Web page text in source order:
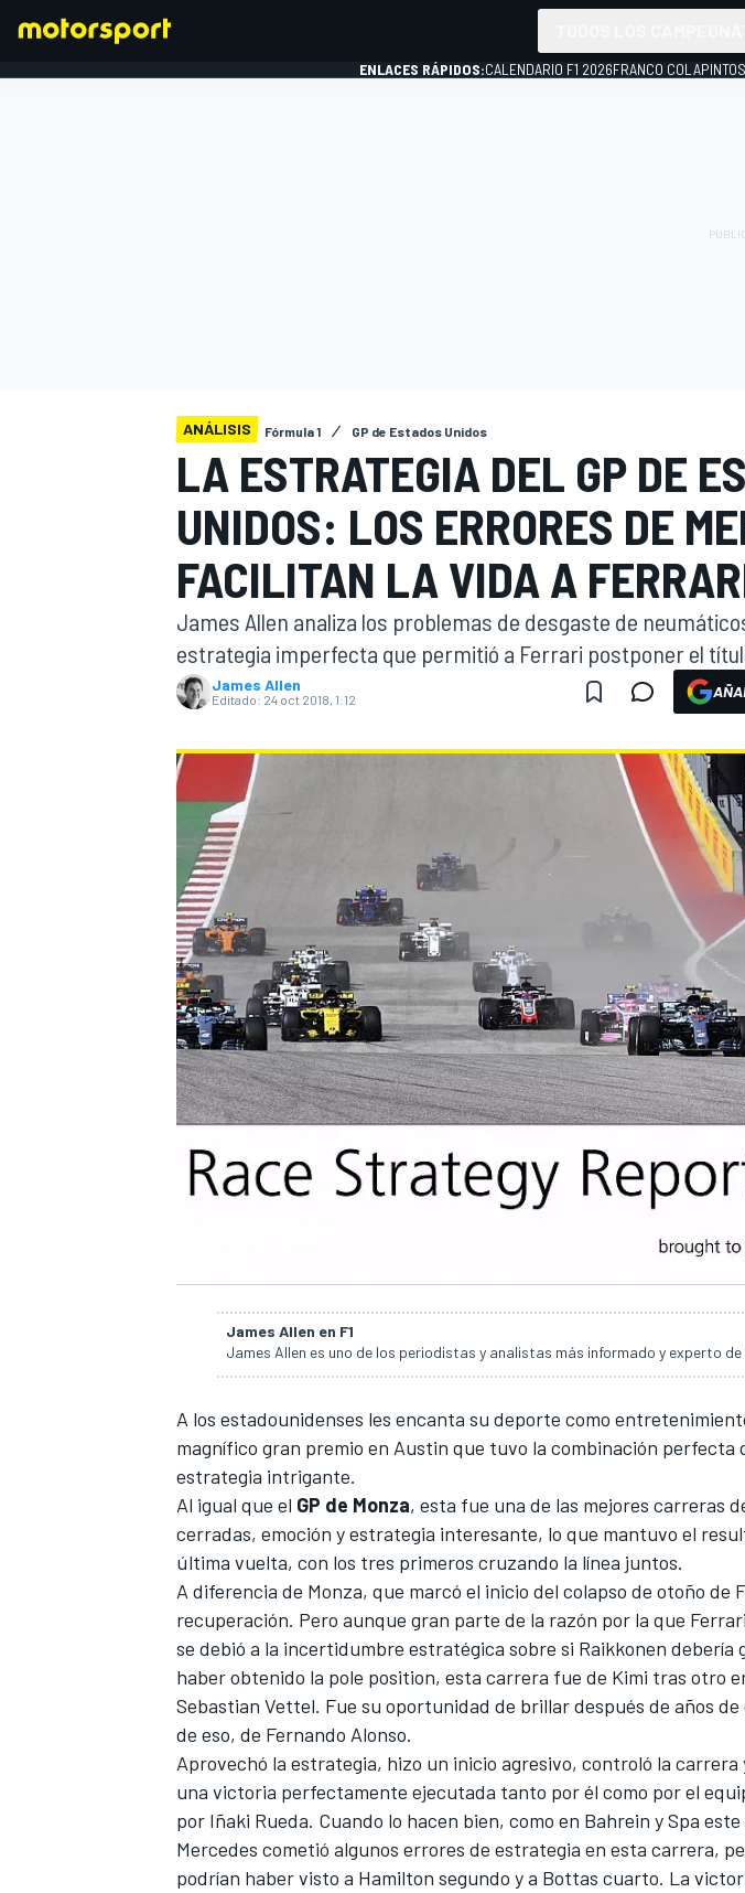
INDYCAR
MOTOGP
NASCAR CUP
FÓRMULA E
WRC
ENLACES RÁPIDOS:CALENDARIO F1 2026FRANCO COLAPINTO
ANÁLISIS Fórmula 1 GP de Estados Unidos
LA ESTRATEGIA DEL GP DE
UNIDOS: LOS ERRORES DE
FACILITAN LA VIDA A
James Allen analiza los problemas de desgaste de
estrategia imperfecta que permitió a Ferrari postponer el
James Allen
Editado: 24 oct 2018, 1:12
James Allen en F1
James Allen es uno de los periodistas y analistas más informado y experto de
A los estadounidenses les encanta su deporte como
magnífico gran premio en Austin que tuvo la combinación perfecta
estrategia intrigante.
Al igual que el GP de Monza, esta fue una de las mejores carreras
cerradas, emoción y estrategia interesante, lo que mantuvo el
última vuelta, con los tres primeros cruzando la línea juntos.
A diferencia de Monza, que marcó el inicio del colapso de otoño de
recuperación. Pero aunque gran parte de la razón por la que
se debió a la incertidumbre estratégica sobre si Raikkonen debería
haber obtenido la pole position, esta carrera fue de Kimi tras otro
Sebastian Vettel. Fue su oportunidad de brillar después de años
de eso, de Fernando Alonso.
Aprovechó la estrategia, hizo un inicio agresivo, controló la carrera
una victoria perfectamente ejecutada tanto por él como por el
por Iñaki Rueda. Cuando lo hacen bien, como en Bahrein y Spa
Mercedes cometió algunos errores de estrategia en esta carrera,
podrían haber visto a Hamilton segundo y a Bottas cuarto. La